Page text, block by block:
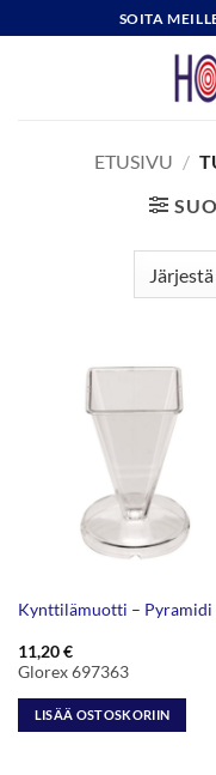
to
SOITA
ETUSIVU /
Kynttilämuotti – Pyramidi
11,20€
Glorex 697363
LISÄÄ OSTOSKORIIN